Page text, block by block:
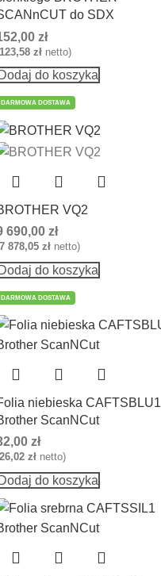
do SDX
zł
123,58 zł netto)
do koszyka
DARMOWA DOSTAWA
VQ2
690,00 zł
7 878,05 zł netto)
do koszyka
DARMOWA DOSTAWA
niebieska CAFTSBLU1
ScanNCut
zł
26,02 zł netto)
do koszyka